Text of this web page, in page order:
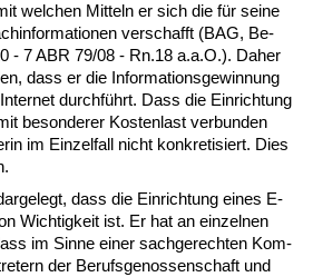
wel­chen Mit­teln er sich die für sei­ne
ver­schafft (BAG, Be­
- 7 ABR 79/08 - Rn.18 a.a.O.). Da­her
dass er die In­for­ma­ti­ons­ge­win­nung
durchführt. Dass die Ein­rich­tung
be­son­de­rer Kos­ten­last ver­bun­den
im Ein­zel­fall nicht kon­kre­ti­siert. Dies
dass die Ein­rich­tung ei­nes E-
Wich­tig­keit ist. Er hat an ein­zel­nen
im Sin­ne ei­ner sach­ge­rech­ten Kom­
der Be­rufs­ge­nos­sen­schaft und